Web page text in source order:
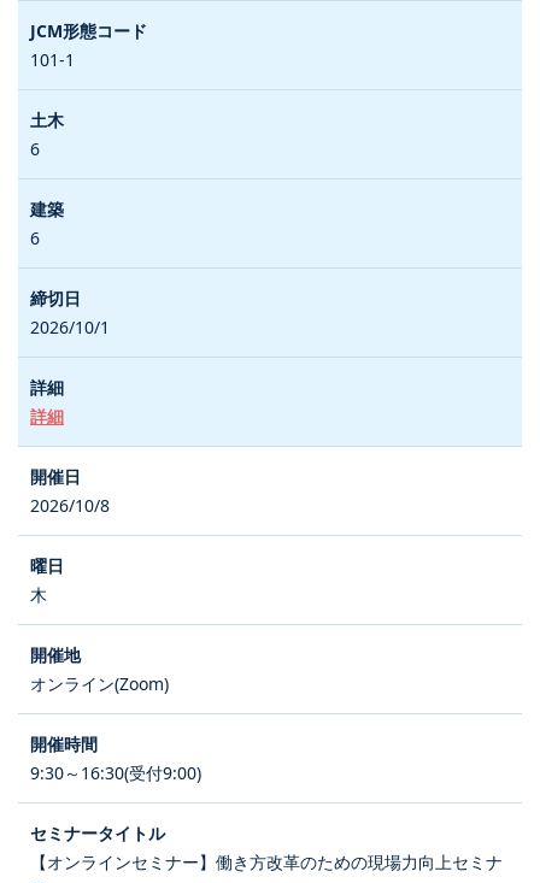
101-1
6
6
2026/10/1
詳細
2026/10/8
木
オンライン(Zoom)
9:30～16:30(受付9:00)
【オンラインセミナー】働き方改革のための現場力向上セミナ